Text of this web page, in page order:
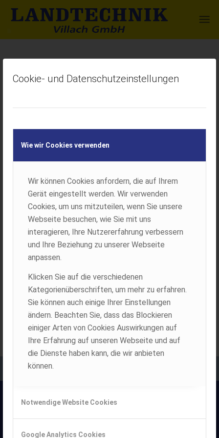
Cookie- und Datenschutzeinstellungen
Wie wir Cookies verwenden
Wir können Cookies anfordern, die auf Ihrem
Gerät eingestellt werden. Wir verwenden
Cookies, um uns mitzuteilen, wenn Sie unsere
Webseite besuchen, wie Sie mit uns
interagieren, Ihre Nutzererfahrung verbessern
und Ihre Beziehung zu unserer Webseite
anpassen.
Klicken Sie auf die verschiedenen
Kategorienüberschriften, um mehr zu erfahren.
Sie können auch einige Ihrer Einstellungen
ändern. Beachten Sie, dass das Blockieren
einiger Arten von Cookies Auswirkungen auf
Ihre Erfahrung auf unseren Webseite und auf
die Dienste haben kann, die wir anbieten
können.
Notwendige Website Cookies
Google Analytics Cookies
Magistrat Villach setzt auf Honda Schneefräsen
Stadt Villach übernimmt vier neue Honda Schneefräsen mit
Raupenfahrwerk.